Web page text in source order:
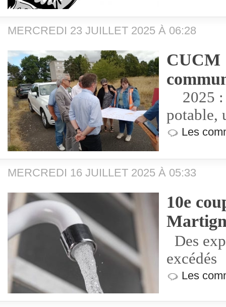
MERCREDI 23 JUILLET 2025 À 06:28
CUCM
2025 :
potable,
Les
MERCREDI 16 JUILLET 2025 À 05:33
10e
Des
excédés
Les